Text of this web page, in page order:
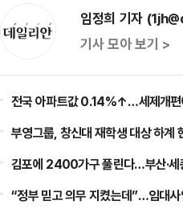
임정희 기자
기사 모아 보기 >
전국 아파트값 0.14%↑…세제개편
부영그룹, 창신대 재학생 대상 하계
김포에 2400가구 풀린다…부산·세
“정부 믿고 의무 지켰는데”…임대